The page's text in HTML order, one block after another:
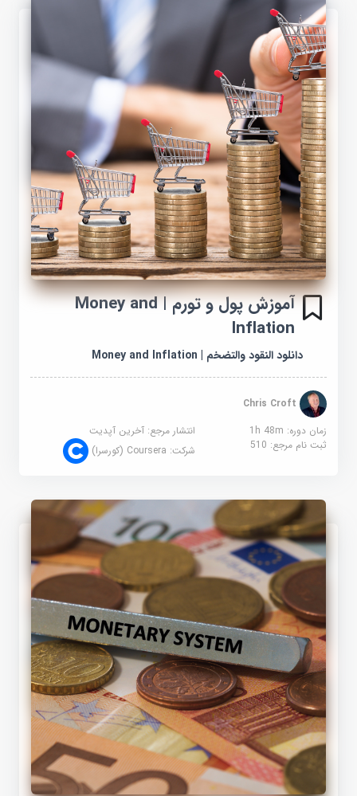
آموزش پول و تورم | Money and
Inflation
دانلود النقود والتضخم | Money and Inflation
Chris Croft
زمان دوره: 1h 48m
انتشار مرجع:آخرین آپدیت
ثبت نام مرجع:510 شرکت:Coursera (کورسرا)